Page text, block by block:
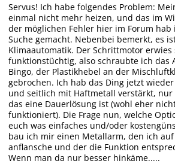
Servus! Ich habe folgendes Problem:
einmal nicht mehr heizen, und das im
der möglichen Fehler hier im Forum
Suche gemacht. Nebenbei bemerkt, es
Klimaautomatik. Der Schrittmotor erwies
funktionstüchtig, also schraubte ich das
Bingo, der Plastikhebel an der
gebrochen. Ich hab das Ding jetzt
und seitlich mit Haftmetall verstärkt, nur
das eine Dauerlösung ist (wohl eher
funktioniert). Die Frage nun, welche
euch was einfaches und/oder
bau ich mir einen Metallarm, den ich
anflansche und der die Funktion
Wenn man da nur besser hinkäme.....